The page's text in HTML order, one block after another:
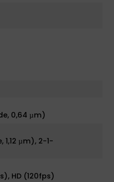
0,64 µm)
1,12 µm), 2-1-
HD (120fps)